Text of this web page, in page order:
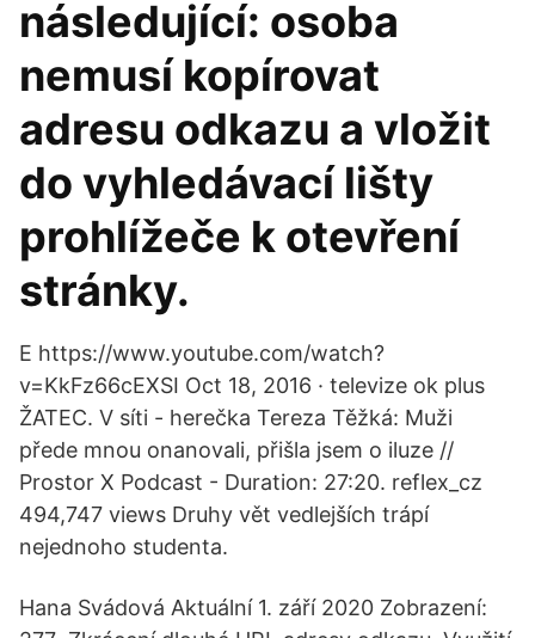
následující: osoba
nemusí kopírovat
adresu odkazu a vložit
do vyhledávací lišty
prohlížeče k otevření
stránky.
E https://www.youtube.com/watch?
v=KkFz66cEXSI Oct 18, 2016 · televize ok plus
ŽATEC. V síti - herečka Tereza Těžká: Muži
přede mnou onanovali, přišla jsem o iluze //
Prostor X Podcast - Duration: 27:20. reflex_cz
494,747 views Druhy vět vedlejších trápí
nejednoho studenta.
Hana Svádová Aktuální 1. září 2020 Zobrazení: